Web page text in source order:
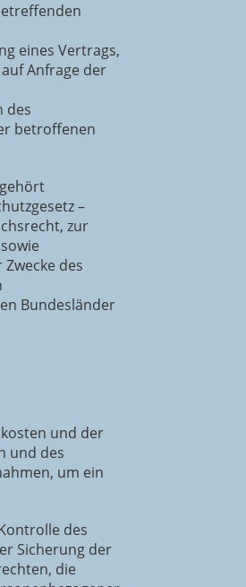
eines Vertrags,
Anfrage der
des
betroffenen
–
zur
des
Bundesländer
und der
und des
um ein
des
Sicherung der
die